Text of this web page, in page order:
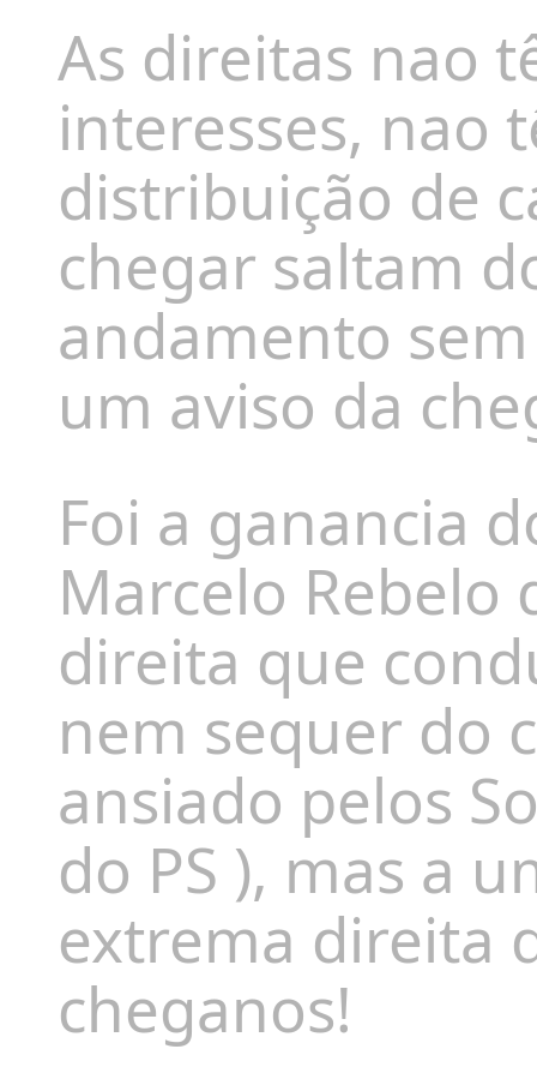
As direitas nao
interesses, nao
distribuição de
chegar saltam
andamento
um aviso da
Foi a ganancia
Marcelo Rebelo
direita que
nem sequer do
ansiado pelos
do PS ), mas a
extrema direita
cheganos!